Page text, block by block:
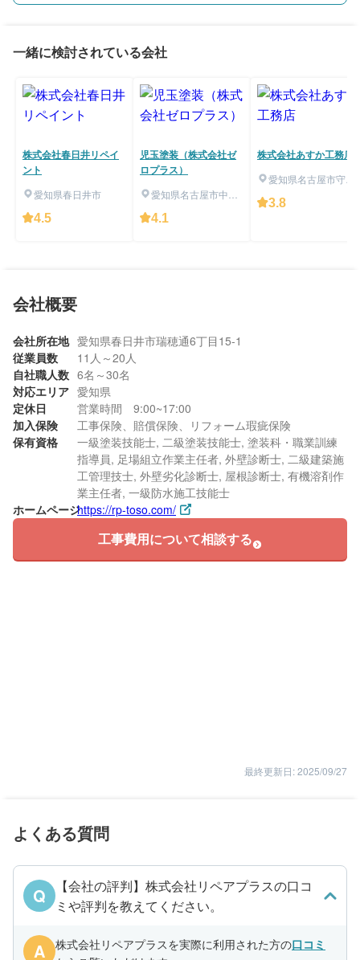
一緒に検討されている会社
株式会社春日井リペイ
ント
愛知県春日井市
4.5
児玉塗装（株式会社ゼ
ロプラス）
愛知県名古屋市中川
4.1
株式会社あすか工務店
愛知県名古屋市守山
3.8
会社概要
会社所在地 愛知県春日井市瑞穂通6丁目15-1
従業員数
11人～20人
自社職人数 6名～30名
対応エリア 愛知県
定休日
営業時間 9:00~17:00
加入保険
工事保険、賠償保険、リフォーム瑕疵保険
保有資格
一級塗装技能士, 二級塗装技能士, 塗装科・職業訓練
指導員, 足場組立作業主任者, 外壁診断士, 二級建築施
工管理技士, 外壁劣化診断士, 屋根診断士, 有機溶剤作
業主任者, 一級防水施工技能士
ホームページhttps://rp-toso.com/
工事費用について相談する
最終更新日: 2025/09/27
よくある質問
Q
【会社の評判】株式会社リペアプラスの口コ
ミや評判を教えてください。
A 株式会社リペアプラスを実際に利用された方の口コミ